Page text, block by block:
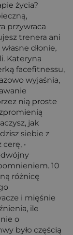
życia?
przywraca
trenera ani
dłonie,
Kateryna
facefitnessu,
wyjaśnia,
nią proste
jak
siebie z
•
10
różnicę
i mięśnie
ile
o
było częścią